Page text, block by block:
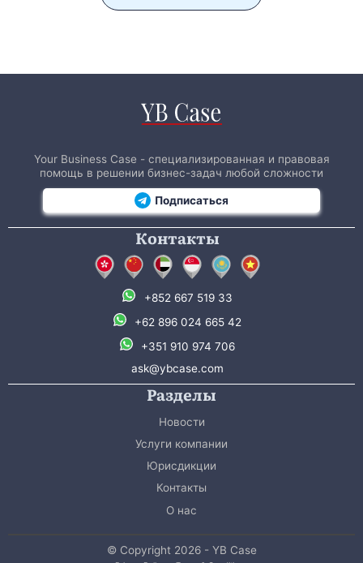
Your Business Case - специализированная и правовая
помощь в решении бизнес-задач любой сложности
Подписаться
Контакты
+852 667 519 33
+62 896 024 665 42
+351 910 974 706
ask@ybcase.com
Разделы
Новости
Услуги компании
Юрисдикции
Контакты
О нас
© Copyright 2026 - YB Case